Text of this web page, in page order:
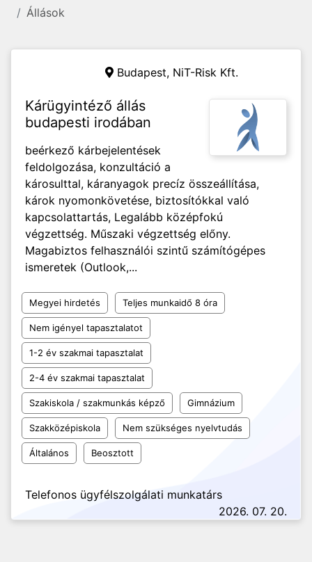
Állások
Budapest, NiT-Risk Kft.
Kárügyintéző állás
budapesti irodában
beérkező kárbejelentések
feldolgozása, konzultáció a
károsulttal, káranyagok precíz összeállítása,
károk nyomonkövetése, biztosítókkal való
kapcsolattartás, Legalább középfokú
végzettség. Műszaki végzettség előny.
Magabiztos felhasználói szintű számítógépes
ismeretek (Outlook,...
Megyei hirdetés Teljes munkaidő 8 óra
Nem igényel tapasztalatot
1-2 év szakmai tapasztalat
2-4 év szakmai tapasztalat
Szakiskola / szakmunkás képző Gimnázium
Szakközépiskola Nem szükséges nyelvtudás
Általános Beosztott
Telefonos ügyfélszolgálati munkatárs
2026. 07. 20.